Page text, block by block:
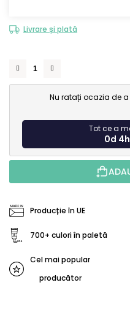
Livrare și plată
Nu ratați ocazia de
Tot ce a
0d
Producție în UE
700+ culori în paletă
Cel mai popular
producător